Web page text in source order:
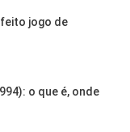
jogo de
o que é, onde